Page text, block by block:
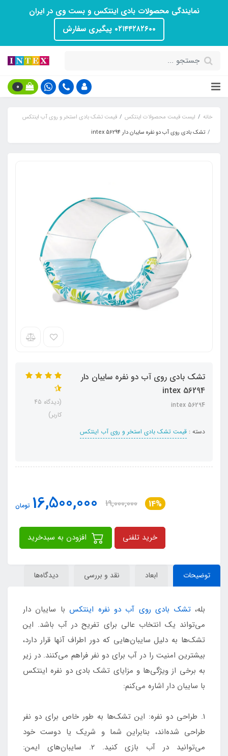
نمایندگی محصولات بادی اینتکس و بست وی در ایران
۰۲۱۴۴۲۸۲۶۰۰ پیگیری سفارش
0
خانه لیست قیمت محصولات اینتکس
قیمت تشک بادی استخر و روی آب اینتکس
تشک بادی روی آب دو نفره سایبان دار intex 56294
تشک بادی روی آب دو نفره سایبان دار
intex 56294
intex 56294
دسته : قیمت تشک بادی استخر و روی آب اینتکس
(دیدگاه 45
کاربر)
14%
19,000,000
16,500,000 تومان
خرید تلفنی
توضیحات ابعاد نقد و بررسی دیدگاه‌ها
بله،تشک بادی روی آب دو نفره اینتکس با سایبان دار
می‌تواند یک انتخاب عالی برای تفریح در آب باشد. این
تشک‌ها به دلیل سایبان‌هایی که دور اطراف آنها قرار دارد،
بیشترین امنیت را در آب برای دو نفر فراهم می‌کنند. در زیر
به برخی از ویژگی‌ها و مزایای تشک بادی دو نفره اینتکس
با سایبان دار اشاره می‌کنم:
1. طراحی دو نفره: این تشک‌ها به طور خاص برای دو نفر
طراحی شده‌اند، بنابراین شما و شریک یا دوست خود
می‌توانید در آب بازی کنید. 2. سایبان‌های ایمن: